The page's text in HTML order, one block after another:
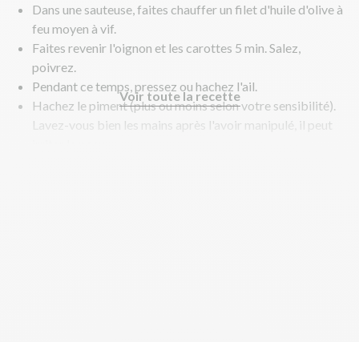
Dans une sauteuse, faites chauffer un filet d'huile d'olive à
feu moyen à vif.
Faites revenir l'oignon et les carottes 5 min. Salez,
poivrez.
Pendant ce temps, pressez ou hachez l'ail.
Hachez le piment (plus ou moins selon votre sensibilité).
Lavez-vous bien les mains après l'avoir manipulé, il peut
Voir toute la recette